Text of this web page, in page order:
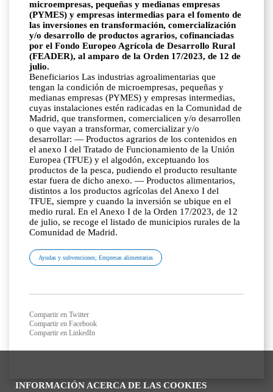
INFORMACIÓN ACERCA DE LAS COOKIES
microempresas, pequeñas y medianas empresas
(PYMES) y empresas intermedias para el fomento de
las inversiones en transformación, comercialización
y/o desarrollo de productos agrarios, cofinanciadas
por el Fondo Europeo Agrícola de Desarrollo Rural
(FEADER), al amparo de la Orden 17/2023, de 12 de
julio.
Beneficiarios Las industrias agroalimentarias que
tengan la condición de microempresas, pequeñas y
medianas empresas (PYMES) y empresas intermedias,
cuyas instalaciones estén radicadas en la Comunidad de
Madrid, que transformen, comercialicen y/o desarrollen
o que vayan a transformar, comercializar y/o
desarrollar: — Productos agrarios de los contenidos en
el anexo I del Tratado de Funcionamiento de la Unión
Europea (TFUE) y el algodón, exceptuando los
productos de la pesca, pudiendo el producto resultante
estar fuera de dicho anexo. — Productos alimentarios,
distintos a los productos agrícolas del Anexo I del
TFUE, siempre y cuando la inversión se ubique en el
medio rural. En el Anexo I de la Orden 17/2023, de 12
de julio, se recoge el listado de municipios rurales de la
Comunidad de Madrid.
Ayudas y subvenciones; Empresas alimentarias
Compartir en Twitter
Compartir en Facebook
Compartir en LinkedIn